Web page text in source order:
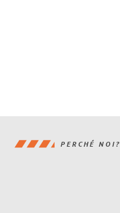
PERCHÉ NOI?